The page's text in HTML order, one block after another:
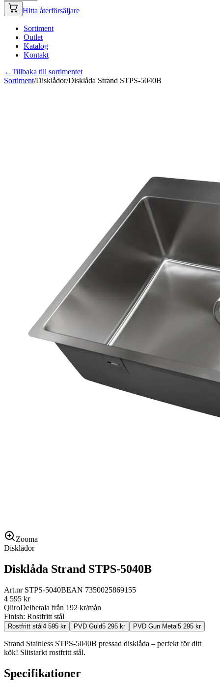
Hitta återförsäljare
Sortiment
Outlet
Katalog
Kontakt
←Tillbaka till sortimentet
Sortiment/Disklådor/Disklåda Strand STPS-5040B
Zooma
Disklådor
Disklåda Strand STPS-5040B
Art.nr STPS-5040BEAN 7350025869155
4 595 kr
QliroDelbetala från 192 kr/mån
Finish: Rostfritt stål
Rostfritt stål 4 595 kr PVD Guld5 295 kr PVD Gun Metal 5 295 kr
Strand Stainless STPS-5040B pressad disklåda – perfekt för ditt
kök! Slitstarkt rostfritt stål.
Specifikationer